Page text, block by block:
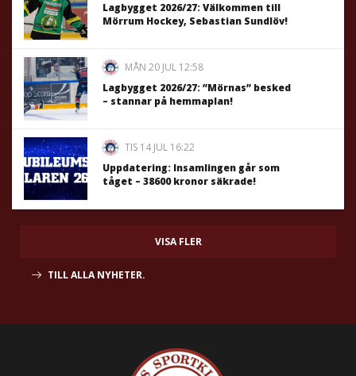
Lagbygget 2026/27: Välkommen till
Mörrum Hockey, Sebastian Sundlöv!
MÅN 20 JUL 12:58
Lagbygget 2026/27: ”Mörnas” besked
– stannar på hemmaplan!
TIS 14 JUL 16:22
Uppdatering: Insamlingen går som
tåget – 38600 kronor säkrade!
VISA FLER
TILL ALLA NYHETER.